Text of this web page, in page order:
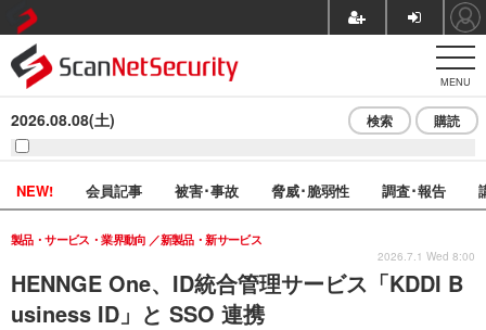
MENU
2026.08.08(土) 検索 購読
NEW! 会員記事 被害･事故 脅威･脆弱性 調査･報告
HENNGE One、ID統合管理サービス「KDDI B
usiness ID」と SSO 連携
製品・サービス・業界動向 新製品・新サービス
2026.7.1 Wed 8:00